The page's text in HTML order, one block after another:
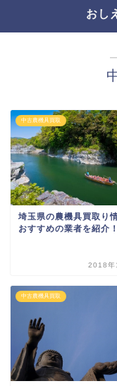
おし
中古農機具買取
埼玉県の農機具買取り
おすすめの業者を紹介！
2018年
中古農機具買取